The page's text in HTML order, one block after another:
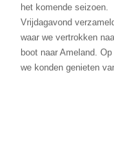
het komende seizoen.
Vrijdagavond
waar we vertrokken
boot naar Ameland.
we konden genieten